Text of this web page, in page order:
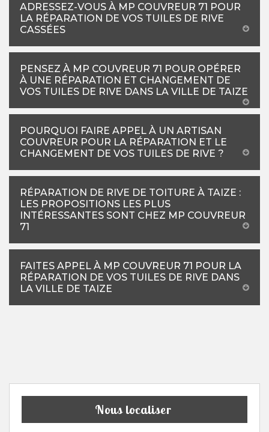
ADRESSEZ-VOUS À MP COUVREUR 71 POUR
LA RÉPARATION DE VOS TUILES DE RIVE
CASSÉES
PENSEZ À MP COUVREUR 71 POUR OPÉRER
À UNE RÉPARATION ET CHANGEMENT DE
VOS TUILES DE RIVE DANS LA VILLE DE TAIZE
POURQUOI FAIRE APPEL À UN ARTISAN
COUVREUR POUR LA RÉPARATION ET LE
CHANGEMENT DE VOS TUILES DE RIVE ?
RÉPARATION DE RIVE DE TOITURE À TAIZE :
LES PROPOSITIONS LES PLUS
INTÉRESSANTES SONT CHEZ MP COUVREUR
71
FAITES APPEL À MP COUVREUR 71 POUR LA
RÉPARATION DE VOS TUILES DE RIVE DANS
LA VILLE DE TAIZE
Nous localiser